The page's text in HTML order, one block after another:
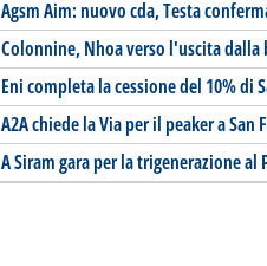
Agsm Aim: nuovo cda, Testa
Colonnine, Nhoa verso l'uscita dalla
Eni completa la cessione del 10% di
A2A chiede la Via per il peaker a San
A Siram gara per la trigenerazione al